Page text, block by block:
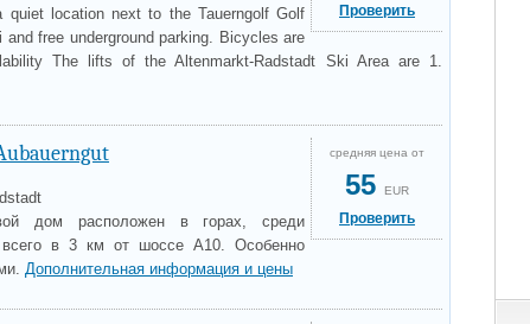
Проверить
quiet location next to the Tauerngolf Golf
free underground parking. Bicycles are
The lifts of the Altenmarkt-Radstadt Ski Area are 1.
средняя цена от
55 EUR
Проверить
дом расположен в горах, среди
всего в 3 км от шоссе A10. Особенно
Дополнительная информация и цены